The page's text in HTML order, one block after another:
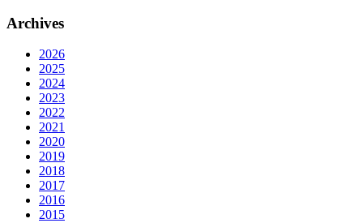
Archives
2026
2025
2024
2023
2022
2021
2020
2019
2018
2017
2016
2015